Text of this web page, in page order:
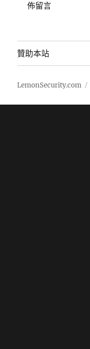
佈留言
贊助本站
LemonSecurity.com